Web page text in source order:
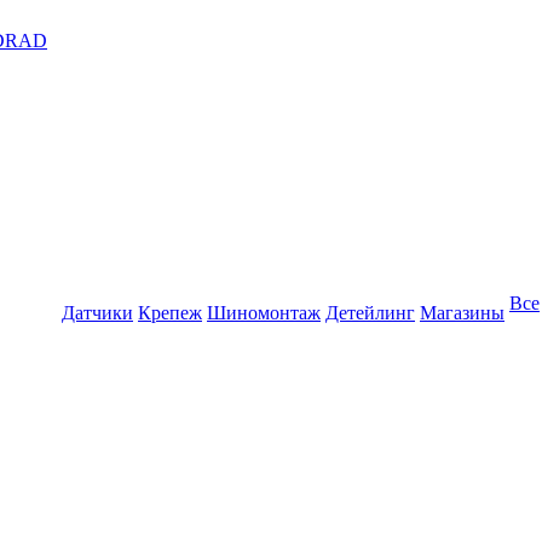
Датчики Крепеж Шиномонтаж Детейлинг Магазины Все